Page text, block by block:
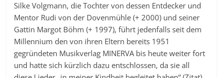
Silke Volgmann, die Tochter von dessen Entdecker und
Mentor Rudi von der Dovenmühle (+ 2000) und seiner
Gattin Margot Böhm (+ 1997), führt jedenfalls seit dem
Millennium den von ihren Eltern bereits 1951
gegründeten Musikverlag MINERVA bis heute weiter fort
und hatte sich kürzlich dazu entschlossen, da sie all